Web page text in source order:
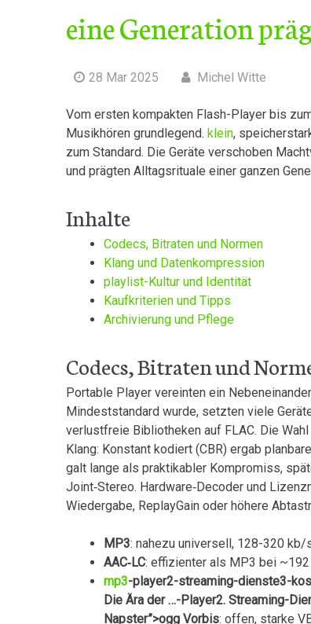
eine Generation
28 Mar 2025 Michel Witte
Vom ersten ⁤kompakten ⁢Flash-Player bis
Musikhören grundlegend. klein,
⁣zum ‍Standard. Die ‍Geräte verschoben
und prägten Alltagsrituale einer ganzen
Inhalte
Codecs, Bitraten und Normen
Klang und ‍Datenkompression
playlist-Kultur und Identität
Kaufkriterien und Tipps
Archivierung und Pflege
Codecs, ​Bitraten und
Portable​ Player vereinten ein
Mindeststandard wurde, setzten viele
verlustfreie‍ Bibliotheken auf FLAC. Die
Klang: Konstant kodiert (CBR) ergab
galt lange als praktikabler ‌Kompromiss,
Joint‑Stereo. Hardware‑Decoder⁢ und
Wiedergabe, ReplayGain oder höhere
MP3:⁤ nahezu universell, 128-320
AAC‑LC: effizienter als MP3 bei
mp3-player2-streaming-dienste3-
Die Ära der …-Player2. Streaming-
Napster”>ogg Vorbis: offen, starke